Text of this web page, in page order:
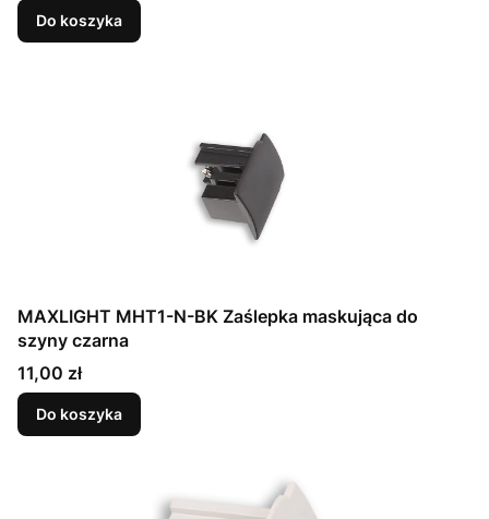
Do koszyka
MAXLIGHT MHT1-N-BK Zaślepka maskująca do
szyny czarna
Cena
11,00 zł
Do koszyka